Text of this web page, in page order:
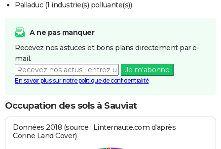
Palladuc (1 industrie(s) polluante(s))
A ne pas manquer
Recevez nos astuces et bons plans directement par e-
mail.
Je m'abonne
En savoir plus sur notre politique de confidentialité
Occupation des sols à Sauviat
Données 2018 (source : Linternaute.com d'après
Corine Land Cover)